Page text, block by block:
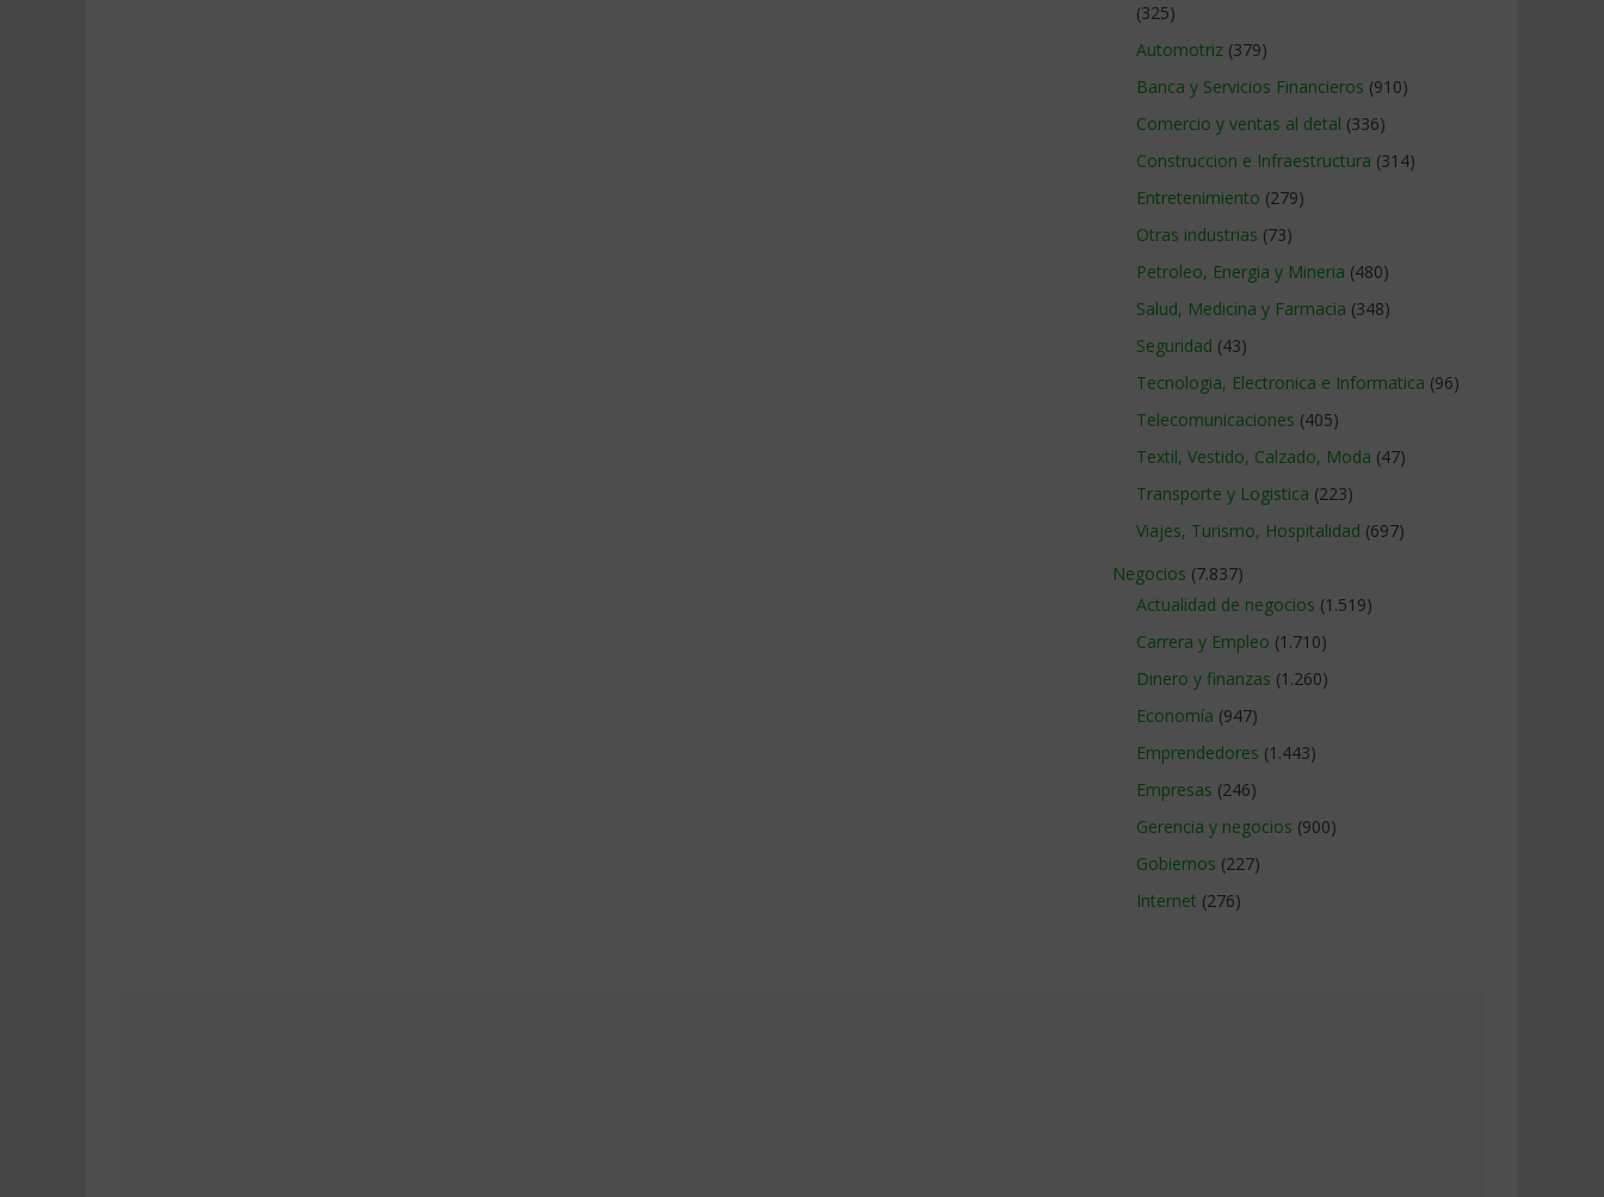
(325)
Automotriz (379)
Banca y Servicios Financieros (910)
Comercio y ventas al detal (336)
Construccion e Infraestructura (314)
Entretenimiento (279)
Otras industrias (73)
Petroleo, Energia y Mineria (480)
Salud, Medicina y Farmacia (348)
Seguridad (43)
Tecnologia, Electronica e Informatica (96)
Telecomunicaciones (405)
Textil, Vestido, Calzado, Moda (47)
Transporte y Logistica (223)
Viajes, Turismo, Hospitalidad (697)
Negocios (7.837)
Actualidad de negocios (1.519)
Carrera y Empleo (1.710)
Dinero y finanzas (1.260)
Economía (947)
Emprendedores (1.443)
Empresas (246)
Gerencia y negocios (900)
Gobiernos (227)
Internet (276)